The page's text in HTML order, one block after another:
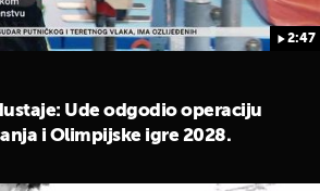
2:47
Ude odgodio operaciju
i Olimpijske igre 2028.